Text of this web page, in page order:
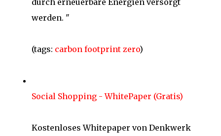
durch erneuerbare Energien versorgt
werden. "
(tags: carbon footprint zero)
Social Shopping - WhitePaper (Gratis)
Kostenloses Whitepaper von Denkwerk